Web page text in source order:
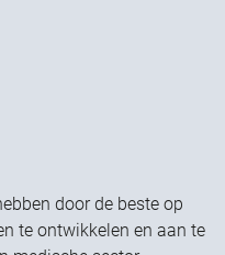
door de beste op
te ontwikkelen en aan te